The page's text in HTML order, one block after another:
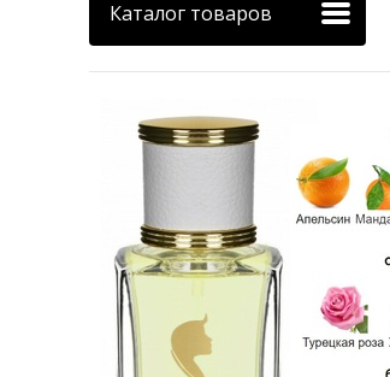
Каталог товаров